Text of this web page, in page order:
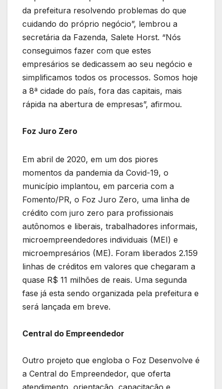
da prefeitura resolvendo problemas do que
cuidando do próprio negócio”, lembrou a
secretária da Fazenda, Salete Horst. “Nós
conseguimos fazer com que estes
empresários se dedicassem ao seu negócio e
simplificamos todos os processos. Somos hoje
a 8ª cidade do país, fora das capitais, mais
rápida na abertura de empresas”, afirmou.
Foz Juro Zero
Em abril de 2020, em um dos piores
momentos da pandemia da Covid-19, o
município implantou, em parceria com a
Fomento/PR, o Foz Juro Zero, uma linha de
crédito com juro zero para profissionais
autônomos e liberais, trabalhadores informais,
microempreendedores individuais (MEI) e
microempresários (ME). Foram liberados 2.159
linhas de créditos em valores que chegaram a
quase R$ 11 milhões de reais. Uma segunda
fase já esta sendo organizada pela prefeitura e
será lançada em breve.
Central do Empreendedor
Outro projeto que engloba o Foz Desenvolve é
a Central do Empreendedor, que oferta